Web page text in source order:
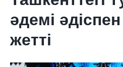
әдемі
жетті